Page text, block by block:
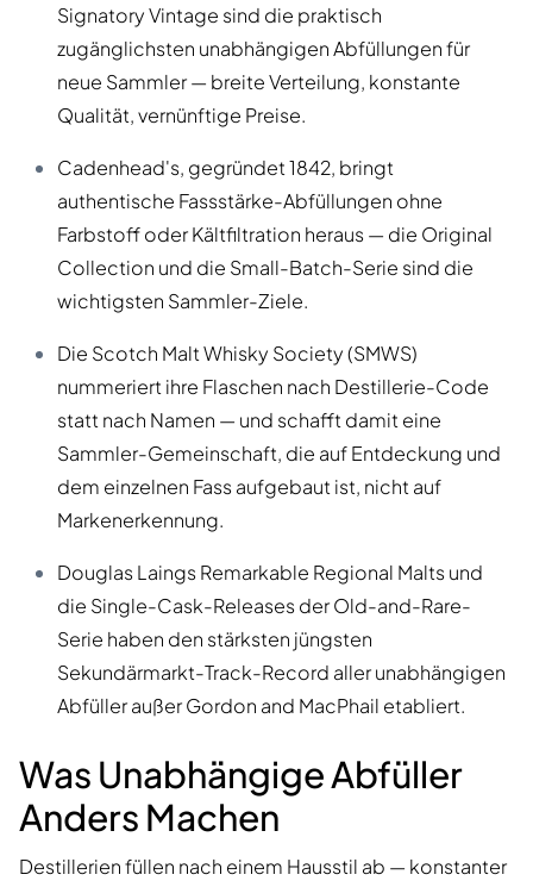
Signatory Vintage sind die praktisch
zugänglichsten unabhängigen Abfüllungen für
neue Sammler — breite Verteilung, konstante
Qualität, vernünftige Preise.
Cadenhead's, gegründet 1842, bringt
authentische Fassstärke-Abfüllungen ohne
Farbstoff oder Kältfiltration heraus — die Original
Collection und die Small-Batch-Serie sind die
wichtigsten Sammler-Ziele.
Die Scotch Malt Whisky Society (SMWS)
nummeriert ihre Flaschen nach Destillerie-Code
statt nach Namen — und schafft damit eine
Sammler-Gemeinschaft, die auf Entdeckung und
dem einzelnen Fass aufgebaut ist, nicht auf
Markenerkennung.
Douglas Laings Remarkable Regional Malts und
die Single-Cask-Releases der Old-and-Rare-
Serie haben den stärksten jüngsten
Sekundärmarkt-Track-Record aller unabhängigen
Abfüller außer Gordon and MacPhail etabliert.
Was Unabhängige Abfüller
Anders Machen
Destillerien füllen nach einem Hausstil ab — konstanter